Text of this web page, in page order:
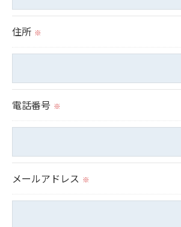
住所 ※
電話番号 ※
メールアドレス ※